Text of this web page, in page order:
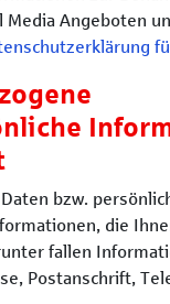
Media Angeboten
bzw.
die
fallen
Postanschrift,